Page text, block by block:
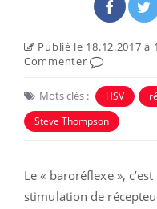
Publié le 18.12.2017 à
Commenter
Mots clés : HSV
Steve Thompson
Le « baroréflexe »,
stimulation de